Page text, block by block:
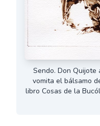
Sendo. Don Quijote
vomita el bálsamo
libro Cosas de la